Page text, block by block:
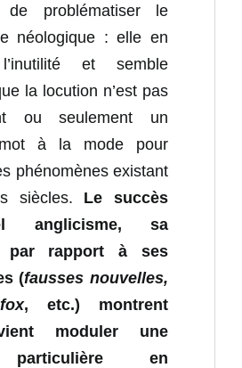
de problématiser le
néologique : elle en
et semble
la locution n’est pas
ou seulement un
à la mode pour
phénomènes existant
siècles. Le succès
anglicisme, sa
par rapport à ses
(fausses nouvelles,
, etc.) montrent
moduler une
en